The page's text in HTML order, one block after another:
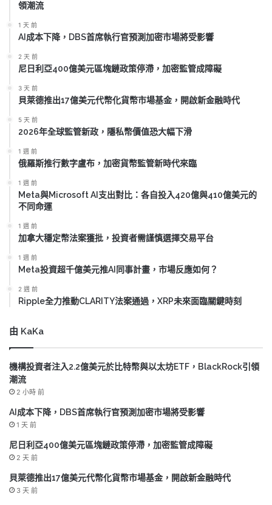
領潮流
1 天 前
AI成本下降，DBS首席執行官預測加密市場將受影響
2 天 前
尼日利亞400億美元區塊鏈政策停滯，加密監管成障礙
3 天 前
貝萊德推出17億美元代幣化貨幣市場基金，開啟新金融時代
5 天 前
2026年全球監管新政，隱私幣價值恐大幅下滑
1 週 前
俄羅斯推行數字盧布，加密貨幣監管新時代來臨
1 週 前
Meta與Microsoft AI支出對比：各自投入420億與410億美元的
不同命運
1 週 前
加拿大穩定幣法案獲批，投資者需謹慎選擇交易平台
1 週 前
Meta投資超千億美元推AI同事計畫，市場反應如何？
2 週 前
Ripple全力推動CLARITY法案通過，XRP未來面臨關鍵時刻
由 KaKa
機構投資者注入2.2億美元於比特幣與以太坊ETF，BlackRock引領
潮流
2 小時 前
AI成本下降，DBS首席執行官預測加密市場將受影響
1 天 前
尼日利亞400億美元區塊鏈政策停滯，加密監管成障礙
2 天 前
貝萊德推出17億美元代幣化貨幣市場基金，開啟新金融時代
3 天 前